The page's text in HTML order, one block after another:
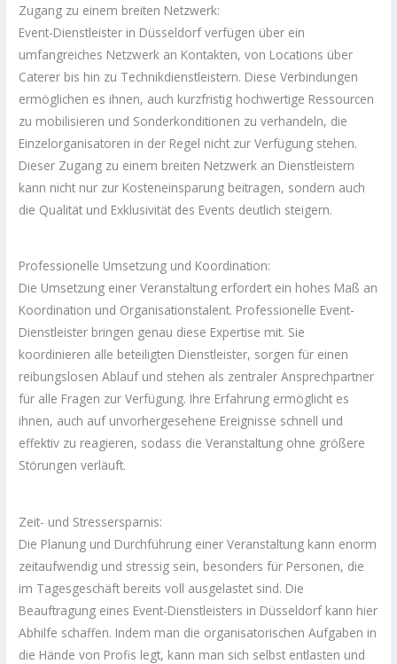
Zugang zu einem breiten Netzwerk:
Event-Dienstleister in Düsseldorf verfügen über ein
umfangreiches Netzwerk an Kontakten, von Locations über
Caterer bis hin zu Technikdienstleistern. Diese Verbindungen
ermöglichen es ihnen, auch kurzfristig hochwertige Ressourcen
zu mobilisieren und Sonderkonditionen zu verhandeln, die
Einzelorganisatoren in der Regel nicht zur Verfügung stehen.
Dieser Zugang zu einem breiten Netzwerk an Dienstleistern
kann nicht nur zur Kosteneinsparung beitragen, sondern auch
die Qualität und Exklusivität des Events deutlich steigern.
Professionelle Umsetzung und Koordination:
Die Umsetzung einer Veranstaltung erfordert ein hohes Maß an
Koordination und Organisationstalent. Professionelle Event-
Dienstleister bringen genau diese Expertise mit. Sie
koordinieren alle beteiligten Dienstleister, sorgen für einen
reibungslosen Ablauf und stehen als zentraler Ansprechpartner
für alle Fragen zur Verfügung. Ihre Erfahrung ermöglicht es
ihnen, auch auf unvorhergesehene Ereignisse schnell und
effektiv zu reagieren, sodass die Veranstaltung ohne größere
Störungen verläuft.
Zeit- und Stressersparnis:
Die Planung und Durchführung einer Veranstaltung kann enorm
zeitaufwendig und stressig sein, besonders für Personen, die
im Tagesgeschäft bereits voll ausgelastet sind. Die
Beauftragung eines Event-Dienstleisters in Düsseldorf kann hier
Abhilfe schaffen. Indem man die organisatorischen Aufgaben in
die Hände von Profis legt, kann man sich selbst entlasten und